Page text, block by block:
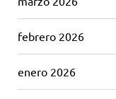
febrero 2026
enero 2026